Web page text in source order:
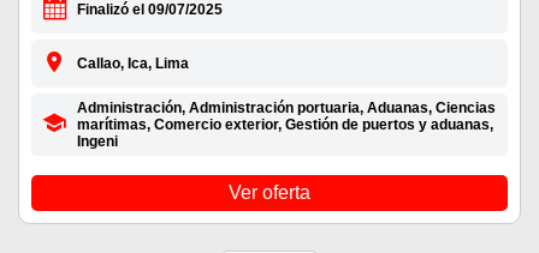
Finalizó el 09/07/2025
Callao, Ica, Lima
Administración, Administración portuaria, Aduanas, Ciencias
marítimas, Comercio exterior, Gestión de puertos y aduanas,
Ingeni
Ver oferta